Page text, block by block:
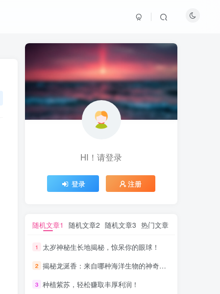
HI！请登录
登录 注册
随机文章1 随机文章2 随机文章3 热门文章
1 太岁神秘生长地揭秘，惊呆你的眼球！
2 揭秘龙涎香：来自哪种海洋生物的神奇馈赠？
3 种植紫苏，轻松赚取丰厚利润！
HI！请登录
登录 注册
随机文章1 随机文章2 随机文章3 热门文章
1 太岁神秘生长地揭秘，惊呆你的眼球！
2 揭秘龙涎香：来自哪种海洋生物的神奇馈赠？
3 种植紫苏，轻松赚取丰厚利润！